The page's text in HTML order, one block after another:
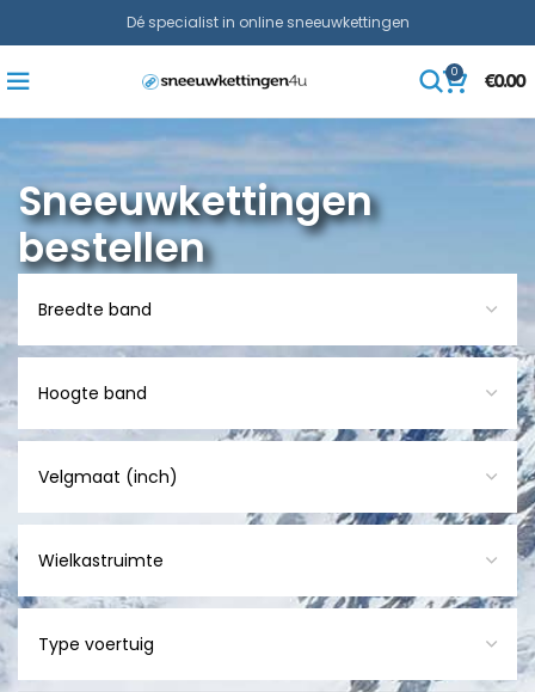
Dé specialist in online sneeuwkettingen
0
€0.00
Sneeuwkettingen
bestellen